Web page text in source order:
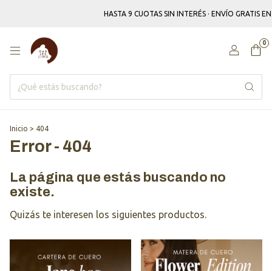
HASTA 9 CUOTAS SIN INTERÉS · ENVÍO GRATIS
0
Inicio > 404
Error - 404
La página que estás buscando no
existe.
Quizás te interesen los siguientes productos.